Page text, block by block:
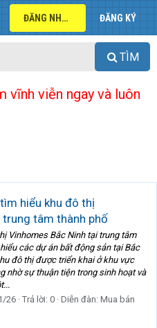
ĐĂNG NHẬP ĐĂNG KÝ
TÌM
vĩnh viễn ngay và luôn
hiểu khu đô thị
tâm thành phố
Vinhomes Bắc Ninh tại trung tâm
các dự án bất động sản tại Bắc
đô thị được triển khai ở khu vực
nhờ sự thuận tiện trong sinh hoạt và
26 Trả lời: 0 Diễn đàn: Mua bán